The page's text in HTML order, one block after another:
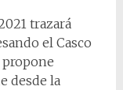
trazará
el Casco
propone
desde la